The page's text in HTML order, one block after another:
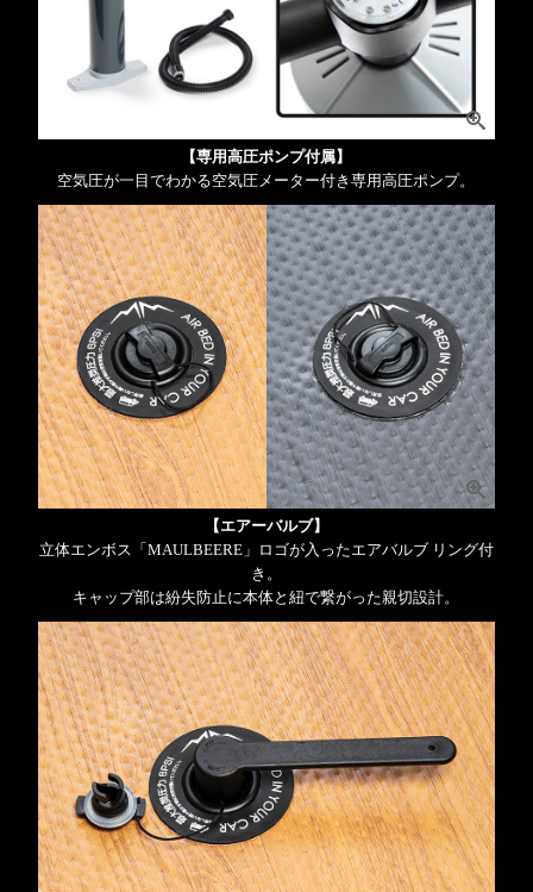
【専用高圧ポンプ付属】
空気圧が一目でわかる空気圧メーター付き専用高圧ポンプ。
【エアーバルブ】
立体エンボス「MAULBEERE」ロゴが入ったエアバルブ リング付
き。
キャップ部は紛失防止に本体と紐で繋がった親切設計。